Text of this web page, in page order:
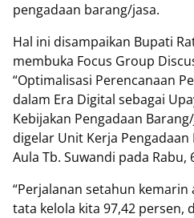
pengadaan barang/jasa.
Hal ini disampaikan Bupati
membuka Focus Group
“Optimalisasi Perencanaan
dalam Era Digital sebagai
Kebijakan Pengadaan
digelar Unit Kerja Pengadaan
Aula Tb. Suwandi pada Rabu,
“Perjalanan setahun
tata kelola kita 97,42 persen,